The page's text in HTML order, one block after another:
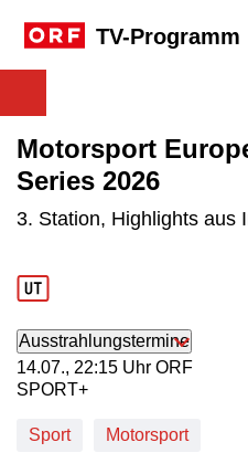
TV-Programm
Motorsport
Series 2026
3. Station, Highlights aus
Ausstrahlungstermine
14. Juli, 22:15 Uhr in ORF
14.07., 22:15 Uhr ORF
SPORT+
Sport Motorsport